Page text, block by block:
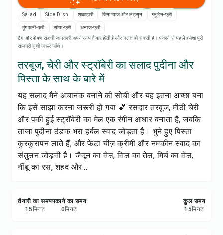
रेसिपी प्रिंट करें
शेयर करें
रिपोर्ट करें
Salad Side Dish शाकाहारी बिना प्याज और लहसुन ग्लूटेन-फ्री
मूंगफली-फ्री सोया-फ्री
अनाज-फ्री
टैग और पोषण संबंधी जानकारी अपने आप तैयार होती है और गलत हो सकती है। पकाने से पहले हमेशा पूरी
सामग्री सूची ज़रूर जाँचें।
तरबूज, चेरी और स्ट्रॉबेरी का सलाद पुदीना और
पिस्ता के साथ के बारे में
यह सलाद मैंने अचानक बनाने की सोची और यह इतना अच्छा बना
कि इसे साझा करना जरूरी हो गया 💕 रसदार तरबूज, मीठी चेरी
और पकी हुई स्ट्रॉबेरी का मेल एक रंगीन आधार बनाता है, जबकि
ताजा पुदीना ठंडक भरा हर्बल स्वाद जोड़ता है। भुने हुए पिस्ता
कुरकुरापन लाते हैं, और फेटा चीज़ क्रीमी और नमकीन स्वाद का
संतुलन जोड़ती है। जैतून का तेल, तिल का तेल, मिर्च का तेल,
नींबू का रस, शहद और...
तैयारी का समय
15मिनट
पकाने का समय
0मिनट
कुल समय
15मिनट